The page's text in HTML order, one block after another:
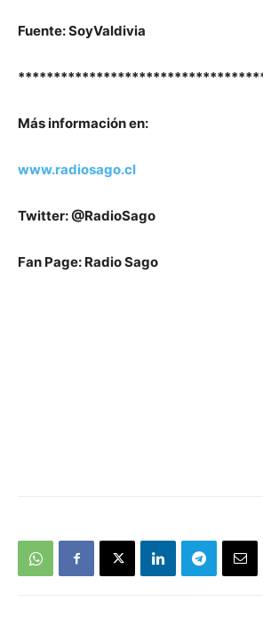
Fuente: SoyValdivia
Más información en:
www.radiosago.cl
Twitter: @RadioSago
Fan Page: Radio Sago